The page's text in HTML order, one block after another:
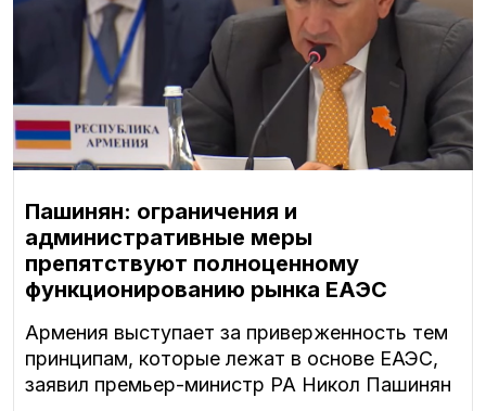
Пашинян: ограничения и
административные меры
препятствуют полноценному
функционированию рынка ЕАЭС
Армения выступает за приверженность тем
принципам, которые лежат в основе ЕАЭС,
заявил премьер-министр РА Никол Пашинян